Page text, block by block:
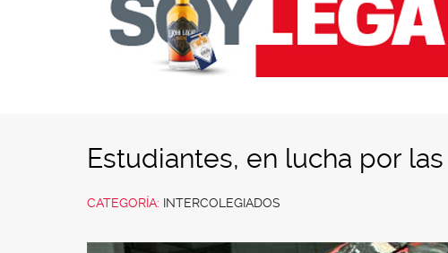
Estudiantes, en lucha por
CATEGORÍA: INTERCOLEGIADOS